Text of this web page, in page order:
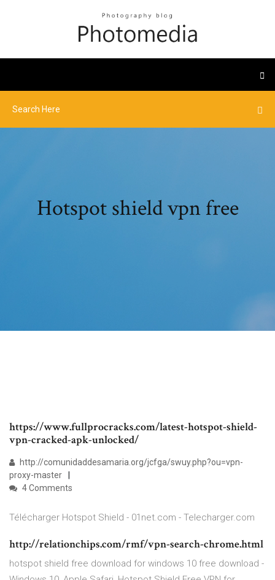
Hotspot shield vpn free
https://www.fullprocracks.com/latest-hotspot-shield-
vpn-cracked-apk-unlocked/
http://comunidaddesamaria.org/jcfga/swuy.php?ou=vpn-
proxy-master
4 Comments
Télécharger Hotspot Shield - 01net.com - Telecharger.com
http://relationchips.com/rmf/vpn-search-chrome.html
hotspot shield free download for windows 10 free download -